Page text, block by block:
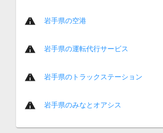
岩手県の空港
岩手県の運転代行サービス
岩手県のトラックステーション
岩手県のみなとオアシス